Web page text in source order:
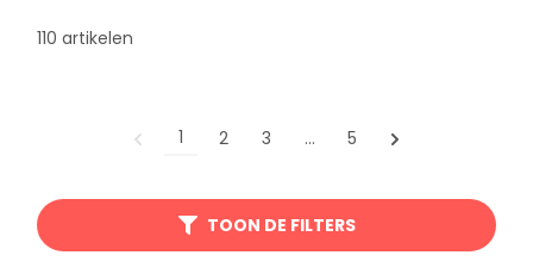
110 artikelen
1 2 3 … 5
TOON DE FILTERS